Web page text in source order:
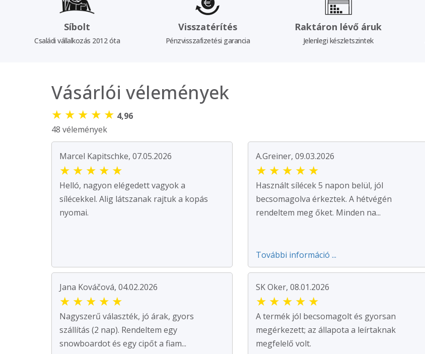
Síbolt
Családi vállalkozás 2012 óta
Visszatérítés
Pénzvisszafizetési garancia
Raktáron lévő áruk
Jelenlegi készletszintek
Vásárlói vélemények
★ ★ ★ ★ ★ 4,96
48 vélemények
Marcel Kapitschke, 07.05.2026
★ ★ ★ ★ ★
Helló, nagyon elégedett vagyok a
sílécekkel. Alig látszanak rajtuk a kopás
nyomai.
A.Greiner, 09.03.2026
★ ★ ★ ★ ★
Használt sílécek 5 napon belül, jól
becsomagolva érkeztek. A hétvégén
rendeltem meg őket. Minden na...
További információ ...
Jana Kováčová, 04.02.2026
★ ★ ★ ★ ★
Nagyszerű választék, jó árak, gyors
szállítás (2 nap). Rendeltem egy
snowboardot és egy cipőt a fiam...
SK Oker, 08.01.2026
★ ★ ★ ★ ★
A termék jól becsomagolt és gyorsan
megérkezett; az állapota a leírtaknak
megfelelő volt.